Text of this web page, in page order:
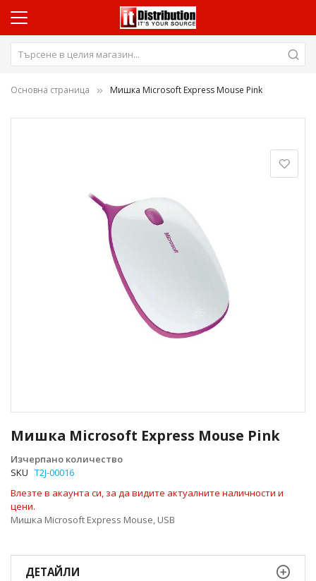
Основна страница Мишка Microsoft Express Mouse Pink
Мишка Microsoft Express Mouse Pink
Изчерпано количество
SKU T2J-00016
Влезте в акаунта си, за да видите актуалните наличности и
цени.
Мишка Microsoft Express Mouse, USB
към
началото
на
галерия
снимки
ДЕТАЙЛИ